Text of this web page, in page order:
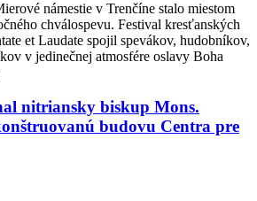
námestie v Trenčíne stalo miestom
chválospevu. Festival kresťanských
et Laudate spojil spevákov, hudobníkov,
v jedinečnej atmosfére oslavy Boha
nitriansky biskup Mons.
budovu Centra pre